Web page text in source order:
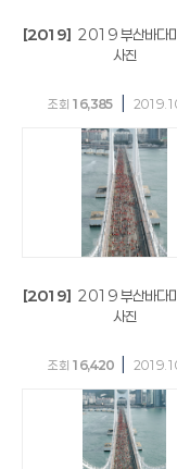
[2019] 2019 부산바다
사진
조회 16,385
[2019] 2019 부산바다
사진
조회 16,420